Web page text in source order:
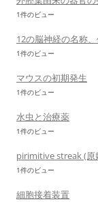
1件のビュー
12の脳神経の名称
1件のビュー
マウスの初期発生
1件のビュー
水虫と治療薬
1件のビュー
pirimitive streak (原
1件のビュー
細胞接着装置